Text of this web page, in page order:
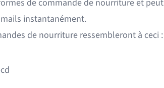
de commande de nourritureet peut
instantanément.
de nourriture ressembleront à ceci :